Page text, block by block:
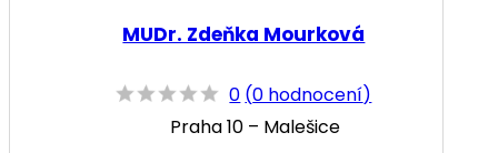
MUDr. Zdeňka Mourková
0 (0 hodnocení)
Praha 10 – Malešice